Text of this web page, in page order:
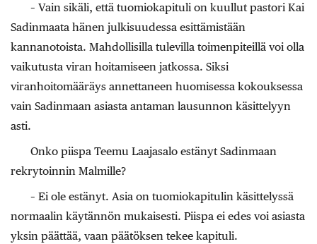
– Vain sikäli, että tuomiokapituli on kuullut pastori Kai
Sadinmaata hänen julkisuudessa esittämistään
kannanotoista. Mahdollisilla tulevilla toimenpiteillä voi olla
vaikutusta viran hoitamiseen jatkossa. Siksi
viranhoitomääräys annettaneen huomisessa kokouksessa
vain Sadinmaan asiasta antaman lausunnon käsittelyyn
asti.
Onko piispa Teemu Laajasalo estänyt Sadinmaan
rekrytoinnin Malmille?
– Ei ole estänyt. Asia on tuomiokapitulin käsittelyssä
normaalin käytännön mukaisesti. Piispa ei edes voi asiasta
yksin päättää, vaan päätöksen tekee kapituli.